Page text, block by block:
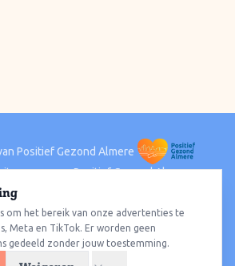
Positief Gezond Almere
Positief Gezond Almere
PER WIJK
Almere StadAlmere BuitenAlmere Poort
Wat te doen
om het bereik van onze advertenties te
Meta en TikTok. Er worden geen
gedeeld zonder jouw toestemming.